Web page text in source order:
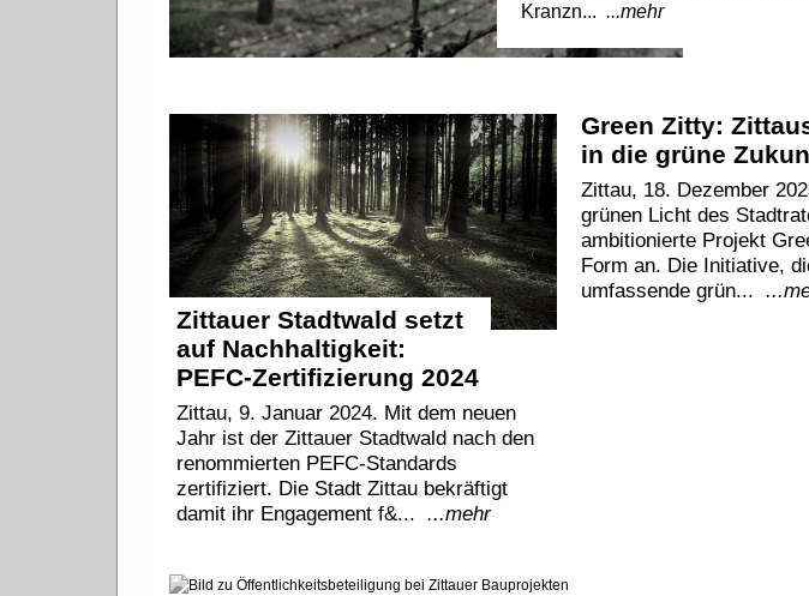
Kranzn... ...mehr
Zittauer Stadtwald setzt
auf Nachhaltigkeit:
PEFC-Zertifizierung 2024
Zittau, 9. Januar 2024. Mit dem neuen
Jahr ist der Zittauer Stadtwald nach den
renommierten PEFC-Standards
zertifiziert. Die Stadt Zittau bekräftigt
damit ihr Engagement f&... ...mehr
Green Zitty:
in die grüne
Zittau, 18. Dezember
grünen Licht des
ambitionierte Projekt
Form an. Die Initiative,
umfassende grün...